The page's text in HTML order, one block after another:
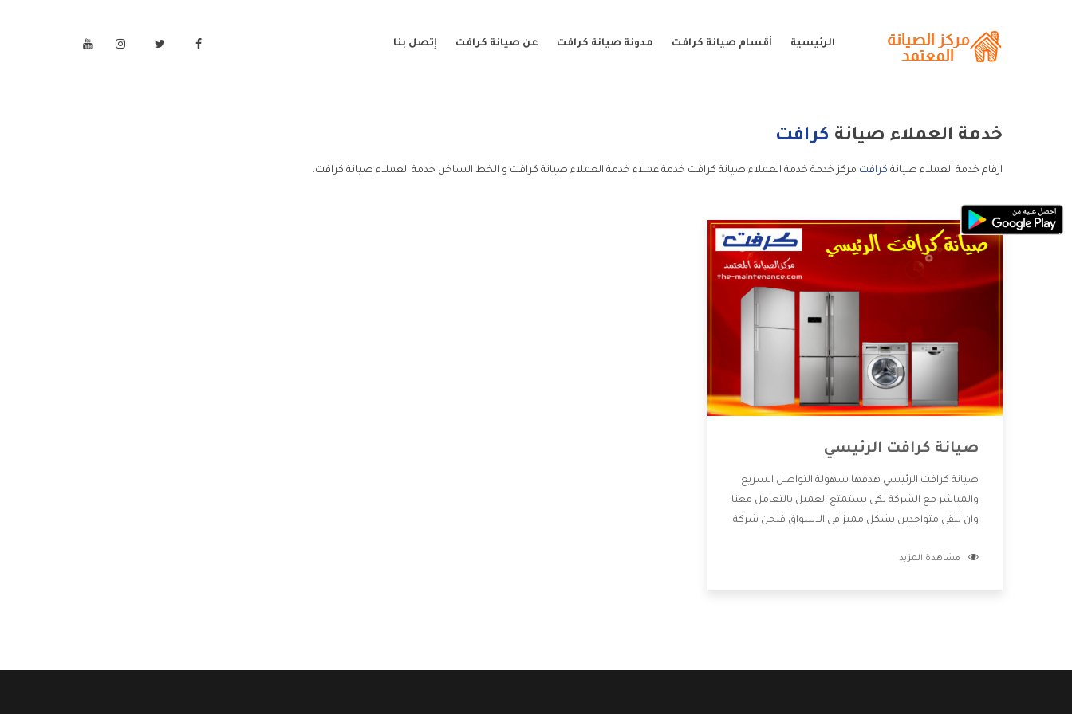
الرئيسية أقسام صيانة كرافت مدونة صيانة كرافت عن صيانة كرافت إتصل بنا
خدمة العملاء صيانة كرافت
ارقام خدمة العملاء صيانة كرافت مركز خدمة خدمة العملاء صيانة كرافت خدمة عملاء خدمة العملاء صيانة كرافت و الخط الساخن خدمة العملاء صيانة كرافت.
صيانة كرافت الرئيسي
صيانة كرافت الرئيسي هدفها سهولة التواصل السريع
والمباشر مع الشركة لكى يستمتع العميل بالتعامل معنا
وان نبقى متواجدين بشكل مميز فى الاسواق فنحن شركة
بالخدمات التى تنفرد الشركة بها والتى تكون منها خدمة
مشاهدة المزيد